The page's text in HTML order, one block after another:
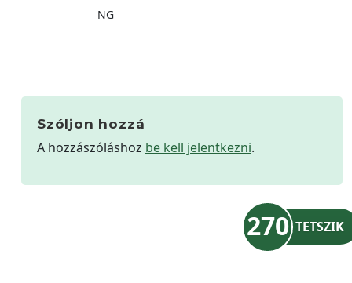
NG
Szóljon hozzá
A hozzászóláshoz be kell jelentkezni.
270 TETSZIK